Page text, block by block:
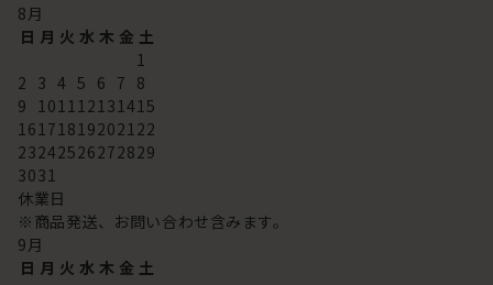
8 月
日 月 火 水 木 金 土
1
2 3 4 5 6 7 8
9
10 11 12 13 14 15
16 17 18 192021 22
23242526272829
3031
休業日
※商品発送、お問い合わせ含みます。
9 月
日 月 火 水 木 金 土